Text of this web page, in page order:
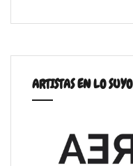
ARTISTAS EN LO SUYO